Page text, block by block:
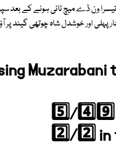
ون ڈے میچ ٹائی ہونے کے بعد
Muzarabani
5️⃣/4️⃣9️⃣
2️⃣/2️⃣ in